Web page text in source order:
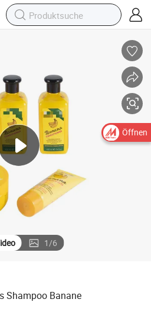
1/6
Shampoo Banane
Öffnen